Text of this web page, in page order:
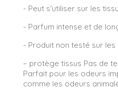
- Peut s'utiliser sur les
- Parfum intense et de
- Produit non testé sur les
– protège tissus Pas de
Parfait pour les odeurs
comme les odeurs